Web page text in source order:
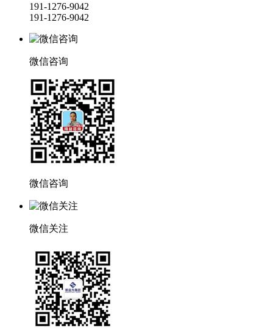
191-1276-9042
191-1276-9042
微信咨询
微信咨询
微信关注